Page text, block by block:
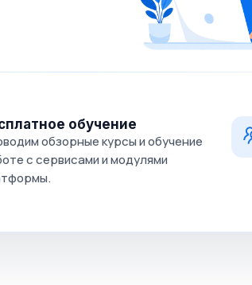
обучение
обзорные курсы и обучение
с сервисами и модулями